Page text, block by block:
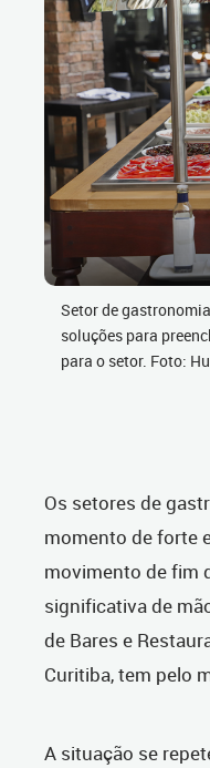
Setor de
soluções para
para o setor. Foto:
Os setores de
momento de forte
movimento de fim
significativa de
de Bares e
Curitiba, tem pelo
A situação se